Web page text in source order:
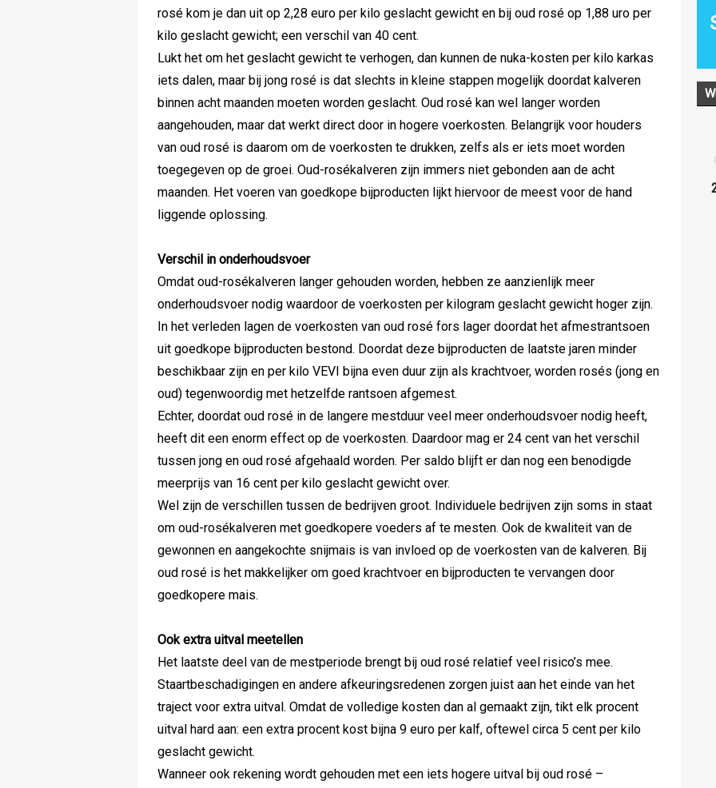
rosé kom je dan uit op 2,28 euro per kilo geslacht gewicht en bij oud rosé op 1,88 uro per
kilo geslacht gewicht; een verschil van 40 cent.
Lukt het om het geslacht gewicht te verhogen, dan kunnen de nuka-kosten per kilo karkas
iets dalen, maar bij jong rosé is dat slechts in kleine stappen mogelijk doordat kalveren
binnen acht maanden moeten worden geslacht. Oud rosé kan wel langer worden
aangehouden, maar dat werkt direct door in hogere voerkosten. Belangrijk voor houders
van oud rosé is daarom om de voerkosten te drukken, zelfs als er iets moet worden
toegegeven op de groei. Oud-rosékalveren zijn immers niet gebonden aan de acht
maanden. Het voeren van goedkope bijproducten lijkt hiervoor de meest voor de hand
liggende oplossing.
Verschil in onderhoudsvoer
Omdat oud-rosékalveren langer gehouden worden, hebben ze aanzienlijk meer
onderhoudsvoer nodig waardoor de voerkosten per kilogram geslacht gewicht hoger zijn.
In het verleden lagen de voerkosten van oud rosé fors lager doordat het afmestrantsoen
uit goedkope bijproducten bestond. Doordat deze bijproducten de laatste jaren minder
beschikbaar zijn en per kilo VEVI bijna even duur zijn als krachtvoer, worden rosés (jong en
oud) tegenwoordig met hetzelfde rantsoen afgemest.
Echter, doordat oud rosé in de langere mestduur veel meer onderhoudsvoer nodig heeft,
heeft dit een enorm effect op de voerkosten. Daardoor mag er 24 cent van het verschil
tussen jong en oud rosé afgehaald worden. Per saldo blijft er dan nog een benodigde
meerprijs van 16 cent per kilo geslacht gewicht over.
Wel zijn de verschillen tussen de bedrijven groot. Individuele bedrijven zijn soms in staat
om oud-rosékalveren met goedkopere voeders af te mesten. Ook de kwaliteit van de
gewonnen en aangekochte snijmais is van invloed op de voerkosten van de kalveren. Bij
oud rosé is het makkelijker om goed krachtvoer en bijproducten te vervangen door
goedkopere mais.
Ook extra uitval meetellen
Het laatste deel van de mestperiode brengt bij oud rosé relatief veel risico’s mee.
Staartbeschadigingen en andere afkeuringsredenen zorgen juist aan het einde van het
traject voor extra uitval. Omdat de volledige kosten dan al gemaakt zijn, tikt elk procent
uitval hard aan: een extra procent kost bijna 9 euro per kalf, oftewel circa 5 cent per kilo
geslacht gewicht.
Wanneer ook rekening wordt gehouden met een iets hogere uitval bij oud rosé –